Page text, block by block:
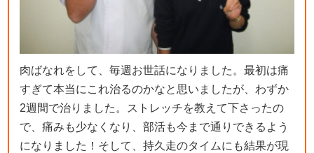
肉ばなれをして、毎週お世話になりました。最初は痛
すぎて本当にこれ治るのかなと思いましたが、わずか
2週間で治りました。ストレッチを教えて下さったの
で、痛みも少なくなり、部活も今まで通りできるよう
になりました！そして、持久走のタイムにも結果が現